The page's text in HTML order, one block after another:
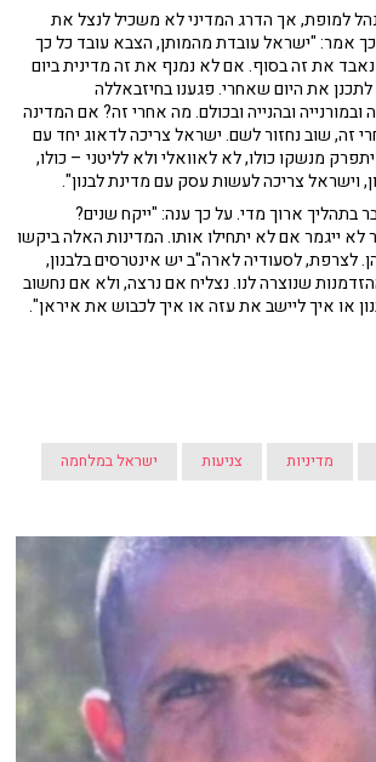
למופת, אך הדרג המדיני לא משכיל לנצל את
אמר: "ישראל עובדת מהמותן, הצבא עובד כל כך
נאבד את זה בסוף. אם לא נמנף את זה מדינית ביום
את היום שאחרי. פגענו בחיזבאללה
ובהנייה ובכולם. מה אחרי זה? אם המדינה
זה, שוב נחזור לשם. ישראל צריכה לדאוג יחד עם
מנשקו כולו, לא לאוואלי ולא לליטני – כולו,
וישראל צריכה לעשות עסק עם מדינת לבנון".
בתהליך ארוך מדי. על כך ענה: "ייקח שנים?
לא ייגמר אם לא יתחילו אותו. המדינות האלה ביקשו
לצרפת, לסעודיה לארה"ב יש אינטרסים בלבנון,
שנוצרה לנו. נצליח אם נרצה, ולא אם נחשוב
או איך ליישב את עזה או איך לכבוש את איראן".
מדיניות צניעות ישראל במלחמה